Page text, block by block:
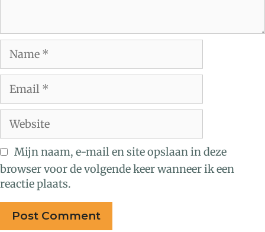
Mijn naam, e-mail en site opslaan in deze
browser voor de volgende keer wanneer ik een
reactie plaats.